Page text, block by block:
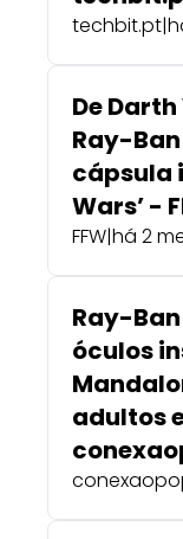
techbit.pt|
De
Ray-
cápsula
Wars’ -
FFW|há 2
Ray-
óculos
adultos